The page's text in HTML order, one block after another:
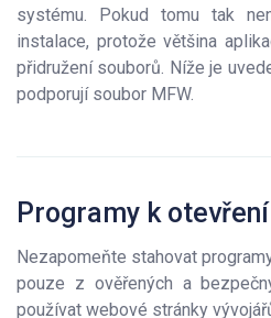
systému. Pokud tomu tak
instalace, protože většina
přidružení souborů. Níže je
podporují soubor MFW.
Programy k
Nezapomeňte stahovat
pouze z ověřených a
používat webové stránky